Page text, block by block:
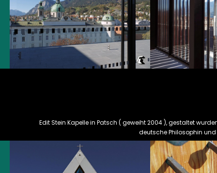
Edit Stein Kapelle in Patsch ( geweiht 2004 ), gestaltet
deutsche Philosophin und